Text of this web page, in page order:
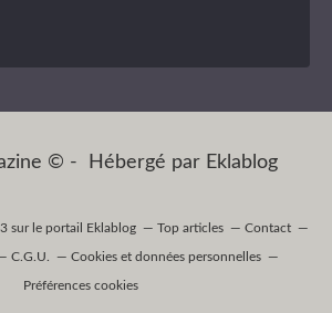
© - Hébergé par Eklablog
sur le portail Eklablog Top articles Contact
C.G.U. Cookies et données personnelles
Préférences cookies